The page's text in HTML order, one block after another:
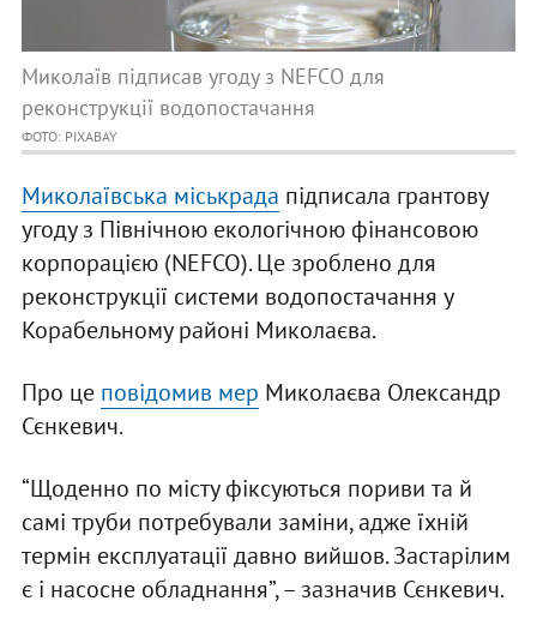
Миколаїв підписав угоду з NEFCO для
реконструкції водопостачання
ФОТО: PIXABAY
Миколаївська міськрада підписала грантову
угоду з Північною екологічною фінансовою
корпорацією (NEFCO). Це зроблено для
реконструкції системи водопостачання у
Корабельному районі Миколаєва.
Про це повідомив мер Миколаєва Олександр
Сєнкевич.
“Щоденно по місту фіксуються пориви та й
самі труби потребували заміни, адже їхній
термін експлуатації давно вийшов. Застарілим
є і насосне обладнання”, – зазначив Сєнкевич.